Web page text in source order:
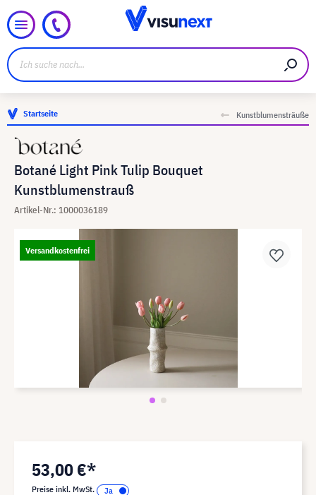
Startseite Kunstblumensträuße
Botané Light Pink Tulip Bouquet
Kunstblumenstrauß
Artikel-Nr.: 1000036189
Versandkostenfrei
53,00 €*
Preise inkl. MwSt.